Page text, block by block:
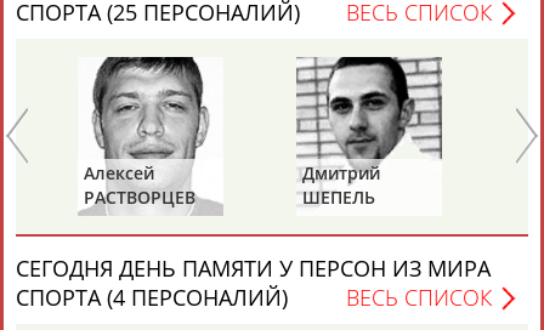
СПОРТА (25 ПЕРСОНАЛИЙ)
ВЕСЬ СПИСОК
Алексей
РАСТВОРЦЕВ
Дмитрий
ШЕПЕЛЬ
СЕГОДНЯ ДЕНЬ ПАМЯТИ У ПЕРСОН ИЗ МИРА
СПОРТА (4 ПЕРСОНАЛИЙ)
ВЕСЬ СПИСОК